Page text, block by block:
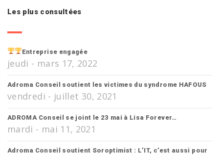
Les plus consultées
Entreprise engagée
jeudi - mars 17, 2022
Adroma Conseil soutient les victimes du syndrome HAFOUS
vendredi - juillet 30, 2021
ADROMA Conseil se joint le 23 mai à Lisa Forever…
mardi - mai 11, 2021
Adroma Conseil soutient Soroptimist : L’IT, c’est aussi pour